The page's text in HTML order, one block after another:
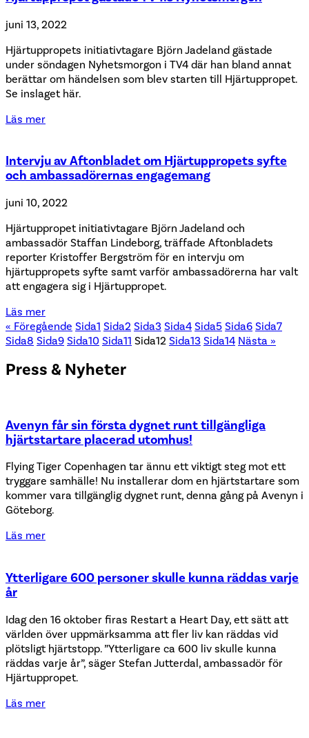
juni 13, 2022
Hjärtuppropets initiativtagare Björn Jadeland gästade
under söndagen Nyhetsmorgon i TV4 där han bland annat
berättar om händelsen som blev starten till Hjärtuppropet.
Se inslaget här.
Läs mer
Intervju av Aftonbladet om Hjärtuppropets syfte
och ambassadörernas engagemang
juni 10, 2022
Hjärtuppropet initiativtagare Björn Jadeland och
ambassadör Staffan Lindeborg, träffade Aftonbladets
reporter Kristoffer Bergström för en intervju om
hjärtuppropets syfte samt varför ambassadörerna har valt
att engagera sig i Hjärtuppropet.
Läs mer
« Föregående Sida1 Sida2 Sida3 Sida4 Sida5 Sida6 Sida7
Sida8 Sida9 Sida10 Sida11 Sida12 Sida13 Sida14 Nästa »
Press & Nyheter
Avenyn får sin första dygnet runt tillgängliga
hjärtstartare placerad utomhus!
Flying Tiger Copenhagen tar ännu ett viktigt steg mot ett
tryggare samhälle! Nu installerar dom en hjärtstartare som
kommer vara tillgänglig dygnet runt, denna gång på Avenyn i
Göteborg.
Läs mer
Ytterligare 600 personer skulle kunna räddas varje
år
Idag den 16 oktober firas Restart a Heart Day, ett sätt att
världen över uppmärksamma att fler liv kan räddas vid
plötsligt hjärtstopp. ”Ytterligare ca 600 liv skulle kunna
räddas varje år”, säger Stefan Jutterdal, ambassadör för
Hjärtuppropet.
Läs mer